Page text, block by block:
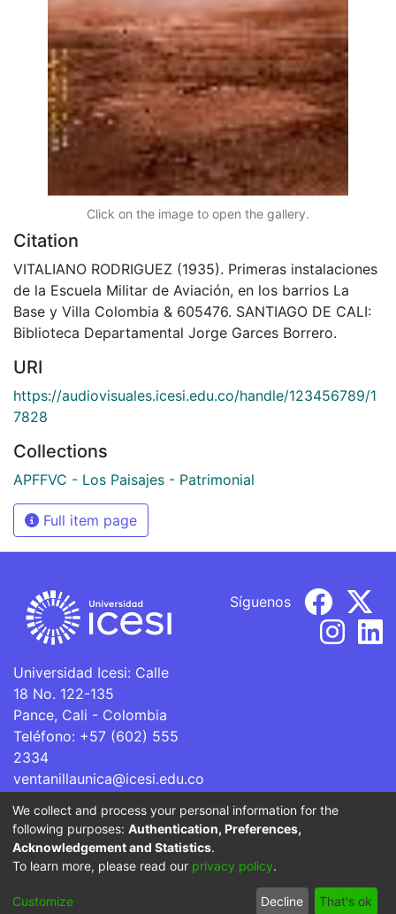
Click on the image to open the gallery.
Citation
VITALIANO RODRIGUEZ (1935). Primeras instalaciones
de la Escuela Militar de Aviación, en los barrios La
Base y Villa Colombia & 605476. SANTIAGO DE CALI:
Biblioteca Departamental Jorge Garces Borrero.
URI
https://audiovisuales.icesi.edu.co/handle/123456789/1
7828
Collections
APFFVC - Los Paisajes - Patrimonial
Full item page
Universidad Icesi: Calle
18 No. 122-135
Pance, Cali - Colombia
Teléfono: +57 (602) 555
2334
ventanillaunica@icesi.edu.co
Síguenos
La Universidad Icesi es una Institución de Educación
Superior que se encuentra sujeta a inspección y vigilancia
por parte del Ministerio de Educación Nacional.
Cookie
End User
Send
We collect and process your personal information for the
following purposes: Authentication, Preferences,
Acknowledgement and Statistics.
To learn more, please read our privacy policy.
Customize Decline That's ok